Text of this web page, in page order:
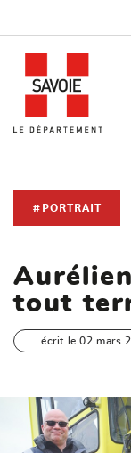
#PORTRAIT
tout
écrit le 02 mars